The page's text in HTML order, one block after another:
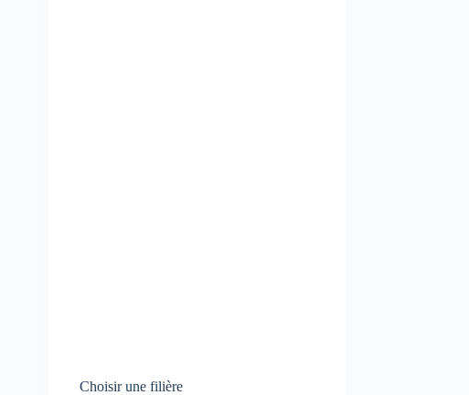
Choisir une filière